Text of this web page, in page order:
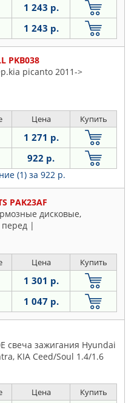
1 243 р.
1 243 р.
PKB038
picanto 2011->
Цена Купить
1 271 р.
922 р.
(1) за 922 р.
PAK23AF
дисковые,
|
Цена Купить
1 301 р.
1 047 р.
свеча зажигания Hyundai
KIA Ceed/Soul 1.4/1.6
Цена Купить